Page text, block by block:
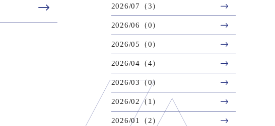
2026/07（3）
2026/06（0）
2026/05（0）
2026/04（4）
2026/03（0）
2026/02（1）
2026/01（2）